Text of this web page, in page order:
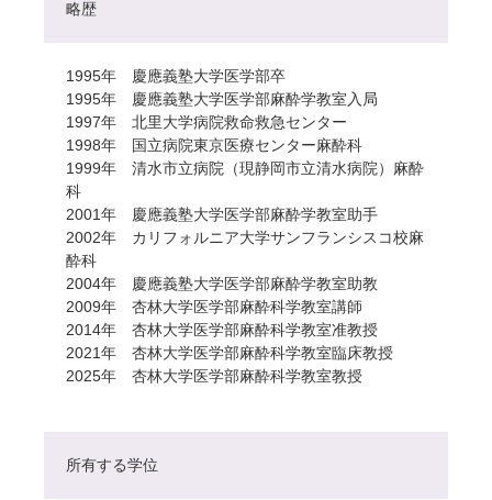
略歴
1995年 慶應義塾大学医学部卒
1995年 慶應義塾大学医学部麻酔学教室入局
1997年 北里大学病院救命救急センター
1998年 国立病院東京医療センター麻酔科
1999年 清水市立病院（現静岡市立清水病院）麻酔
科
2001年 慶應義塾大学医学部麻酔学教室助手
2002年 カリフォルニア大学サンフランシスコ校麻
酔科
2004年 慶應義塾大学医学部麻酔学教室助教
2009年 杏林大学医学部麻酔科学教室講師
2014年 杏林大学医学部麻酔科学教室准教授
2021年 杏林大学医学部麻酔科学教室臨床教授
2025年 杏林大学医学部麻酔科学教室教授
所有する学位